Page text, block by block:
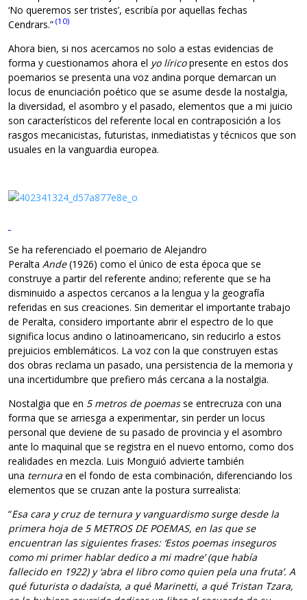
‘No queremos ser tristes’, escribía por aquellas fechas
Cendrars.” (10)
Ahora bien, si nos acercamos no solo a estas evidencias de
forma y cuestionamos ahora el yo líricopresente en estos dos
poemarios se presenta una voz andina porque demarcan un
locus de enunciación poético que se asume desde la nostalgia,
la diversidad, el asombro y el pasado, elementos que a mi juicio
son característicos del referente local en contraposición a los
rasgos mecanicistas, futuristas, inmediatistas y técnicos que son
usuales en la vanguardia europea.
Se ha referenciado el poemario de Alejandro
Peralta Ande(1926) como el único de esta época que se
construye a partir del referente andino; referente que se ha
disminuido a aspectos cercanos a la lengua y la geografía
referidas en sus creaciones. Sin demeritar el importante trabajo
de Peralta, considero importante abrir el espectro de lo que
significa locus andino o latinoamericano, sin reducirlo a estos
prejuicios emblemáticos. La voz con la que construyen estas
dos obras reclama un pasado, una persistencia de la memoria y
una incertidumbre que prefiero más cercana a la nostalgia.
Nostalgia que en 5 metros de poemasse entrecruza con una
forma que se arriesga a experimentar, sin perder un locus
personal que deviene de su pasado de provincia y el asombro
ante lo maquinal que se registra en el nuevo entorno, como dos
realidades en mezcla. Luis Monguió advierte también
una ternura en el fondo de esta combinación, diferenciando los
elementos que se cruzan ante la postura surrealista:
“Esa cara y cruz de ternura y vanguardismo surge desde la
primera hoja de 5 METROS DE POEMAS, en las que se
encuentran las siguientes frases: ‘Estos poemas inseguros
como mi primer hablar dedico a mi madre’ (que había
fallecido en 1922) y ‘abra el libro como quien pela una fruta’. A
qué futurista o dadaísta, a qué Marinetti, a qué Tristan Tzara,